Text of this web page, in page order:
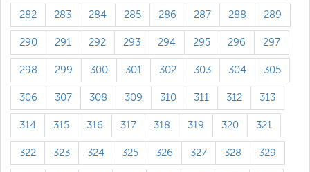
282 283 284 285 286 287 288 289
290 291 292 293 294 295 296 297
298 299 300 301 302 303 304 305
306 307 308 309 310 311 312 313
314 315 316 317 318 319 320 321
322 323 324 325 326 327 328 329